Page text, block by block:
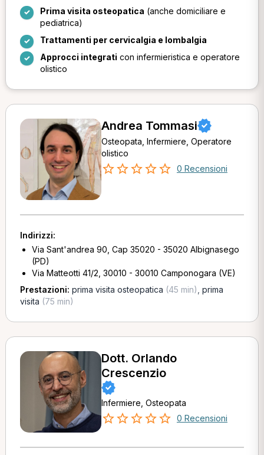
Prima visita osteopatica (anche domiciliare e
pediatrica)
Trattamenti per cervicalgia e lombalgia
Approcci integrati con infermieristica e operatore
olistico
Andrea Tommasi
Osteopata, Infermiere, Operatore
olistico
0 Recensioni
Indirizzi:
Via Sant'andrea 90, Cap 35020 - 35020 Albignasego
(PD)
Via Matteotti 41/2, 30010 - 30010 Camponogara (VE)
Prestazioni: prima visita osteopatica (45 min) prima
visita (75 min)
Dott. Orlando
Crescenzio
Infermiere, Osteopata
0 Recensioni